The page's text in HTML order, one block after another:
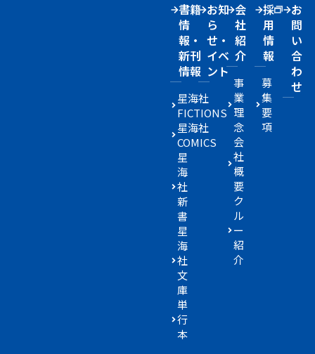
書籍
情
報・
新刊
情報
星海社
FICTIONS
星海社
COMICS
星
海
社
新
書
星
海
社
文
庫
単
行
本
お知
ら
せ・
イベ
ント
会
社
紹
介
事
業
理
念
会
社
概
要
ク
ル
ー
紹
介
採
用
情
報
募
集
要
項
お
問
い
合
わ
せ